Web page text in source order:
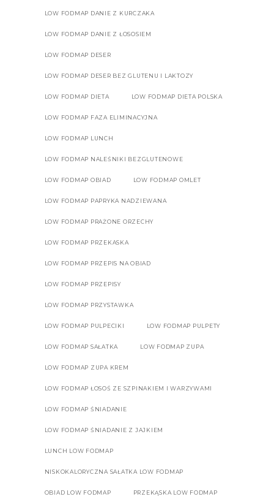
LOW FODMAP DANIE Z KURCZAKA
LOW FODMAP DANIE Z ŁOSOSIEM
LOW FODMAP DESER
LOW FODMAP DESER BEZ GLUTENU I LAKTOZY
LOW FODMAP DIETA LOW FODMAP DIETA POLSKA
LOW FODMAP FAZA ELIMINACYJNA
LOW FODMAP LUNCH
LOW FODMAP NALEŚNIKI BEZGLUTENOWE
LOW FODMAP OBIAD LOW FODMAP OMLET
LOW FODMAP PAPRYKA NADZIEWANA
LOW FODMAP PRAŻONE ORZECHY
LOW FODMAP PRZEKASKA
LOW FODMAP PRZEPIS NA OBIAD
LOW FODMAP PRZEPISY
LOW FODMAP PRZYSTAWKA
LOW FODMAP PULPECIKI LOW FODMAP PULPETY
LOW FODMAP SAŁATKA LOW FODMAP ZUPA
LOW FODMAP ZUPA KREM
LOW FODMAP ŁOSOŚ ZE SZPINAKIEM I WARZYWAMI
LOW FODMAP ŚNIADANIE
LOW FODMAP ŚNIADANIE Z JAJKIEM
LUNCH LOW FODMAP
NISKOKALORYCZNA SAŁATKA LOW FODMAP
OBIAD LOW FODMAP PRZEKĄSKA LOW FODMAP